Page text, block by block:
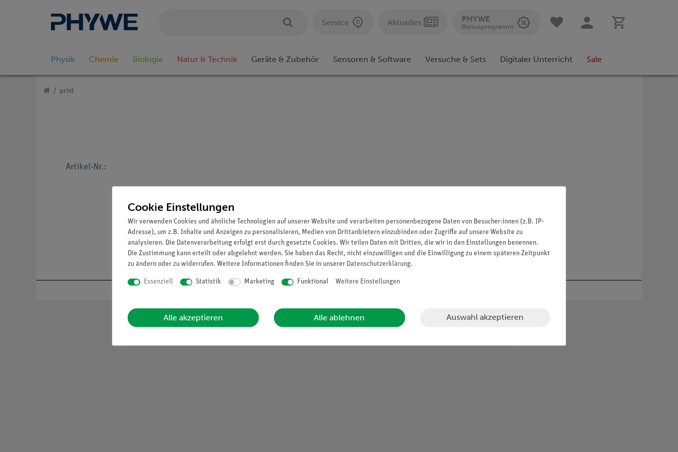
Service Aktuelles PHYWE
Bonusprogramm
Physik Chemie Biologie Natur & Technik Geräte & Zubehör Sensoren & Software Versuche & Sets Digitaler Unterricht Sale
print
Artikel-Nr.:
Cookie Einstellungen
Wir verwenden Cookies und ähnliche Technologien auf unserer Website und verarbeiten personenbezogene Daten von Besucher:innen (z.B. IP-
Adresse), um z.B. Inhalte und Anzeigen zu personalisieren, Medien von Drittanbietern einzubinden oder Zugriffe auf unsere Website zu
analysieren. Die Datenverarbeitung erfolgt erst durch gesetzte Cookies. Wir teilen Daten mit Dritten, die wir in den Einstellungen benennen.
Die Zustimmung kann erteilt oder abgelehnt werden. Sie haben das Recht, nicht einzuwilligen und die Einwilligung zu einem späteren Zeitpunkt
zu ändern oder zu widerrufen. Weitere Informationen finden Sie in unserer Daten­schutz­erklärung.
Essenziell Statistik Marketing Funktional Weitere Einstellungen
Alle akzeptieren Alle ablehnen Auswahl akzeptieren